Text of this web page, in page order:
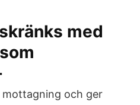
med
mottagning och ger